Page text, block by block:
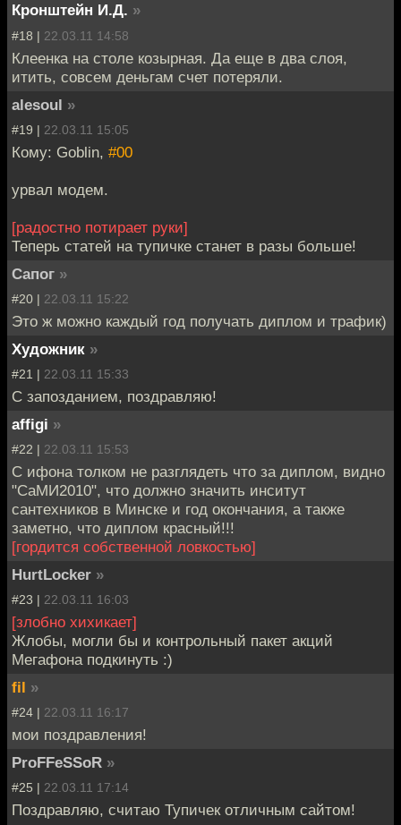
Кронштейн И.Д. »
#18 | 22.03.11 14:58
Клеенка на столе козырная. Да еще в два слоя,
итить, совсем деньгам счет потеряли.
alesoul »
#19 | 22.03.11 15:05
Кому: Goblin, #00
урвал модем.
[радостно потирает руки]
Теперь статей на тупичке станет в разы больше!
Сапог »
#20 | 22.03.11 15:22
Это ж можно каждый год получать диплом и трафик)
Художник »
#21 | 22.03.11 15:33
С запозданием, поздравляю!
affigi »
#22 | 22.03.11 15:53
С ифона толком не разглядеть что за диплом, видно
"СаМИ2010", что должно значить инситут
сантехников в Минске и год окончания, а также
заметно, что диплом красный!!!
[гордится собственной ловкостью]
HurtLocker »
#23 | 22.03.11 16:03
[злобно хихикает]
Жлобы, могли бы и контрольный пакет акций
Мегафона подкинуть :)
fil »
#24 | 22.03.11 16:17
мои поздравления!
ProFFeSSoR »
#25 | 22.03.11 17:14
Поздравляю, считаю Тупичек отличным сайтом!